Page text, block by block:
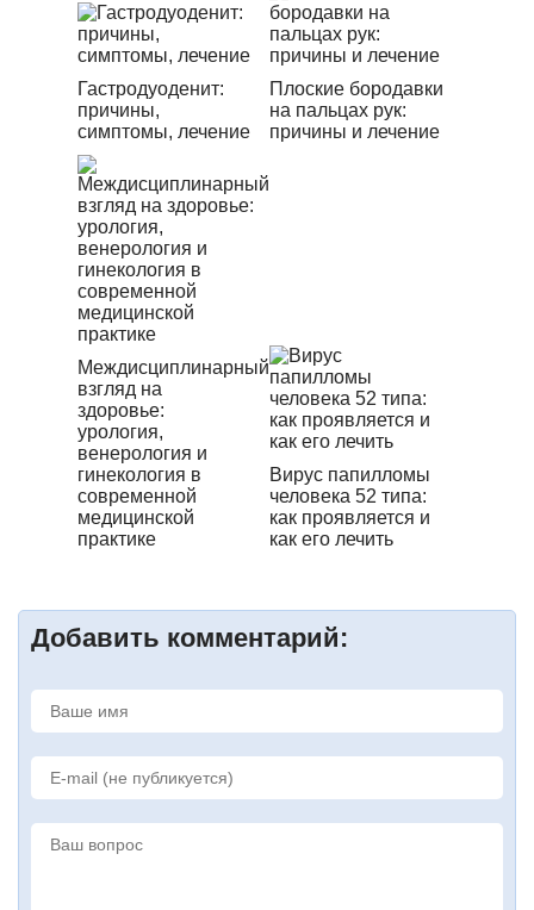
Гастродуоденит:
причины,
симптомы, лечение
Плоские бородавки
на пальцах рук:
причины и лечение
Междисциплинарный
взгляд на
здоровье:
урология,
венерология и
гинекология в
современной
медицинской
практике
Вирус папилломы
человека 52 типа:
как проявляется и
как его лечить
Добавить комментарий: